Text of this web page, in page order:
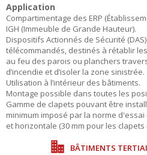
Application
Compartimentage des ERP
IGH (Immeuble de Grande Hauteur).
Dispositifs Actionnés de Sécurité
télécommandés, destinés à rétablir
au feu des parois ou planchers
d’incendie et d’isoler la zone sinistrée.
Utilisation à l’intérieur des bâtiments.
Montage possible dans toutes les
Gamme de clapets pouvant être
minimum imposé par la norme
et horizontale (30 mm pour les clapets
BÂTIMENTS